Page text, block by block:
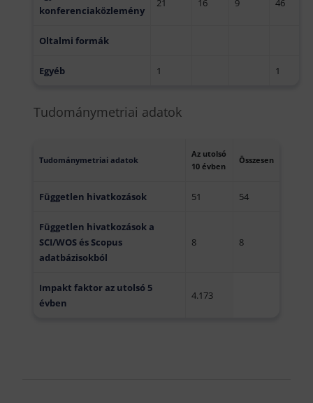
konferenciaközlemény
21 16 9 46
Oltalmi formák
Egyéb 1 1
Tudománymetriai adatok
Tudománymetriai adatok
Az utolsó
10 évben
Összesen
Független hivatkozások 51 54
Független hivatkozások a
SCI/WOS és Scopus
adatbázisokból
8 8
Impakt faktor az utolsó 5
évben
4.173